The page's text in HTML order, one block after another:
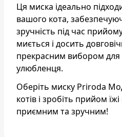
Ця миска ідеально
вашого кота,
зручність під час
миється і досить
прекрасним вибором
улюбленця.
Оберіть миску Priroda
котів і зробіть прийом
приємним та зручним!